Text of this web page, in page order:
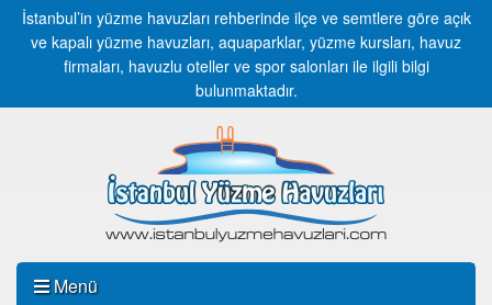
İstanbul’in yüzme havuzları rehberinde ilçe ve semtlere göre açık
ve kapalı yüzme havuzları, aquaparklar, yüzme kursları, havuz
firmaları, havuzlu oteller ve spor salonları ile ilgili bilgi
bulunmaktadır.
Menü